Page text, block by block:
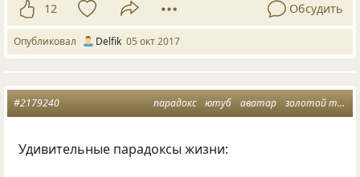
12 Обсудить
Опубликовал Delfik 05 окт 2017
парадокс ютуб аватар золотой теленок
#2179240
Удивительные парадоксы жизни: